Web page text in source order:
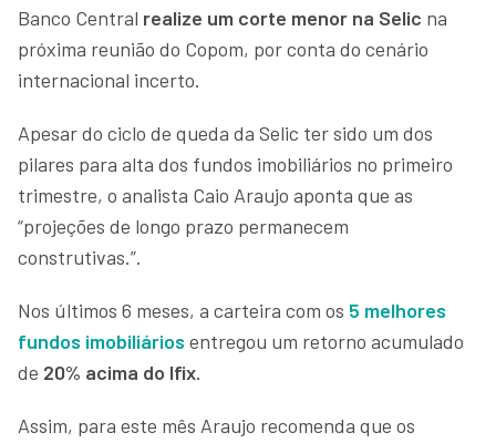
Banco Central realize um corte menor na Selic na
próxima reunião do Copom, por conta do cenário
internacional incerto.
Apesar do ciclo de queda da Selic ter sido um dos
pilares para alta dos fundos imobiliários no primeiro
trimestre, o analista Caio Araujo aponta que as
“projeções de longo prazo permanecem
construtivas.”.
Nos últimos 6 meses, a carteira com os 5 melhores
fundos imobiliários entregou um retorno acumulado
de 20% acima do Ifix.
Assim, para este mês Araujo recomenda que os